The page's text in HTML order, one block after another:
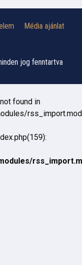
Média ajánlat
jog fenntartva
found in